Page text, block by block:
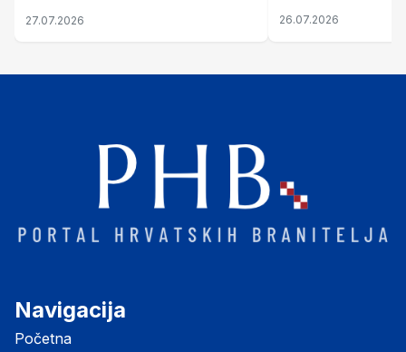
su vojarnu i obučni centar "Nikola
27.07.2026
pronalaze mir
26.07.2026
Navigacija
Početna